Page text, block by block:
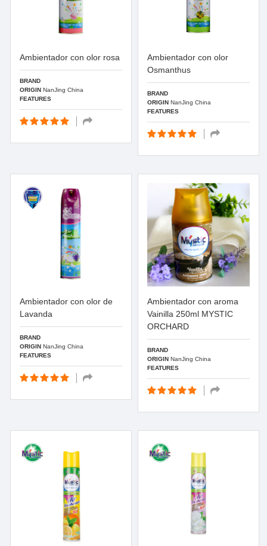
Ambientador con olor rosa
BRAND
ORIGINNanJing China
FEATURES
Ambientador con olor
Osmanthus
BRAND
ORIGINNanJing China
FEATURES
Ambientador con olor de
Lavanda
BRAND
ORIGINNanJing China
FEATURES
Ambientador con aroma
Vainilla 250ml MYSTIC
ORCHARD
BRAND
ORIGINNanJing China
FEATURES